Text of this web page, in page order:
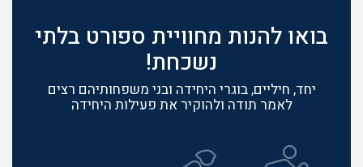
בואו להנות מחוויית ספורט בלתי
נשכחת!
יחד, חיליים, בוגרי היחידה ובני משפחותיהם רצים
לאמר תודה ולהוקיר את פעילות היחידה